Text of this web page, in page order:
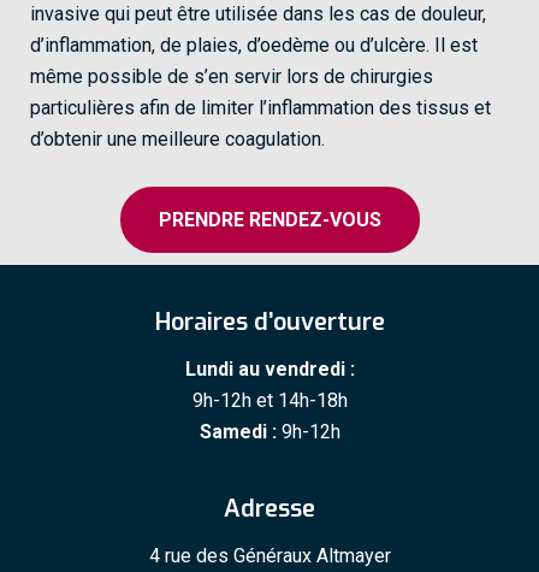
invasive qui peut être utilisée dans les cas de douleur,
d’inflammation, de plaies, d’oedème ou d’ulcère. Il est
même possible de s’en servir lors de chirurgies
particulières afin de limiter l’inflammation des tissus et
d’obtenir une meilleure coagulation.
PRENDRE RENDEZ-VOUS
Horaires d’ouverture
Lundi au vendredi :
9h-12h et 14h-18h
Samedi :9h-12h
Adresse
4 rue des Généraux Altmayer